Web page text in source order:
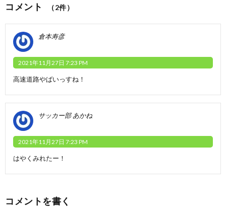
コメント （2件）
倉本寿彦
2021年11月27日 7:23 PM
高速道路やばいっすね！
サッカー部 あかね
2021年11月27日 7:23 PM
はやくみれたー！
コメントを書く